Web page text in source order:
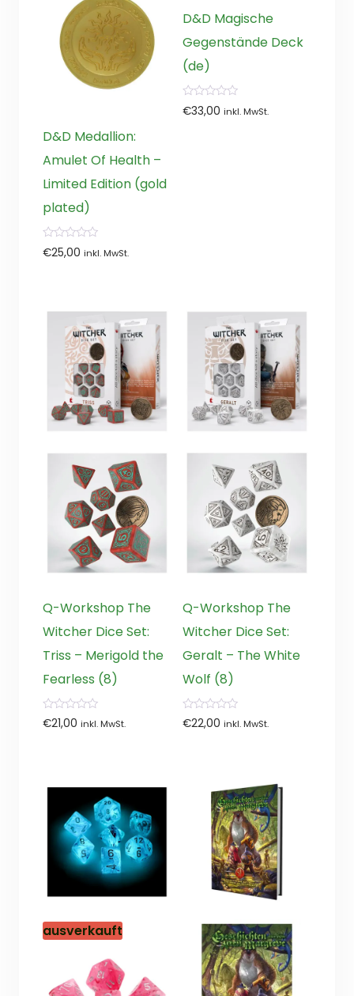
D&D Medallion:
Amulet Of Health –
Limited Edition (gold
plated)
0
von
€25,00 inkl. MwSt.
D&D Magische
Gegenstände Deck
(de)
0
von
€33,00 inkl. MwSt.
Q-Workshop The
Witcher Dice Set:
Triss – Merigold the
Fearless (8)
0
von
€21,00 inkl. MwSt.
Q-Workshop The
Witcher Dice Set:
Geralt – The White
Wolf (8)
0
von
€22,00 inkl. MwSt.
ausverkauft